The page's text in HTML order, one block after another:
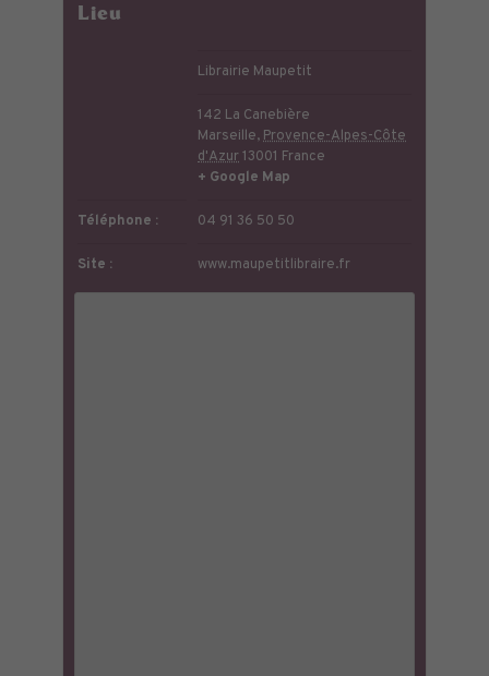
Lieu
Librairie Maupetit
142 La Canebière
Marseille,Provence-Alpes-Côte
d'Azur13001 France
+ Google Map
Téléphone : 04 91 36 50 50
Site : www.maupetitlibraire.fr